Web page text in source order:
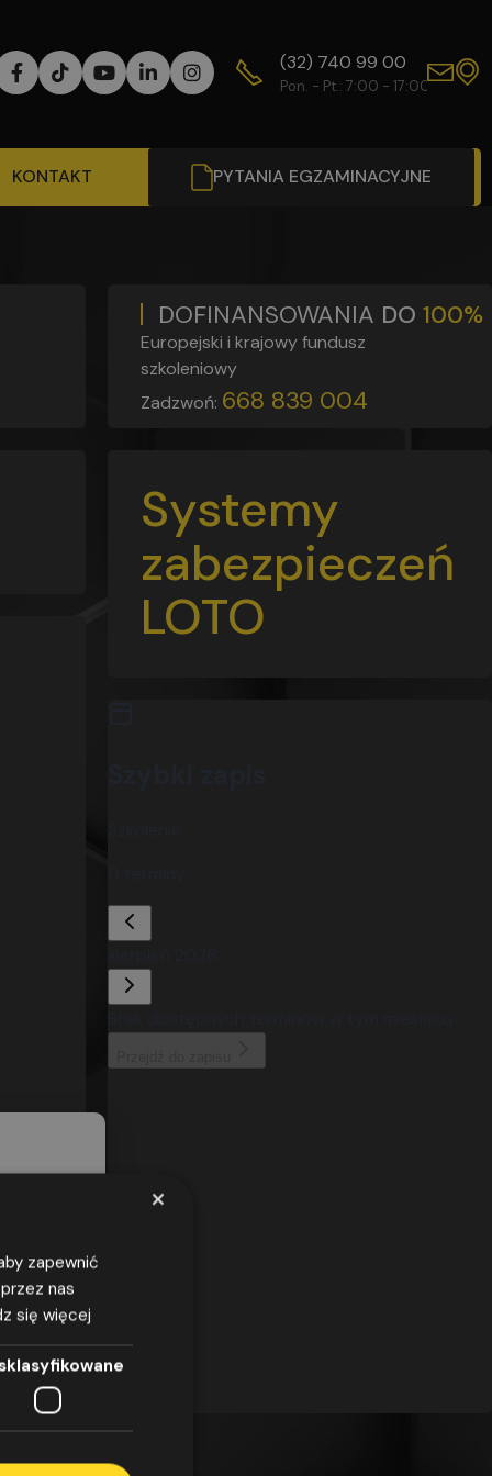
(32) 740 99 00
Pon. - Pt.: 7:00 - 17:00
KONTAKT PYTANIA EGZAMINACYJNE
DOFINANSOWANIA DO 100%
Europejski i krajowy fundusz
szkoleniowy
Zadzwoń: 668 839 004
Systemy
zabezpieczeń
LOTO
×
zapewnić
nas
się więcej
z
kwietnia
i